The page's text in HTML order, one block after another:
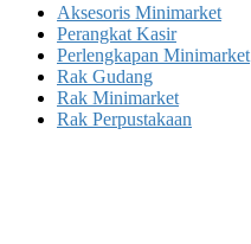
Aksesoris Minimarket
Perangkat Kasir
Perlengkapan Minimarket
Rak Gudang
Rak Minimarket
Rak Perpustakaan